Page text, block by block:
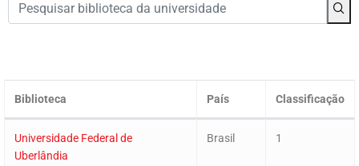
Biblioteca País Classificação
Universidade Federal de
Uberlândia
Brasil 1